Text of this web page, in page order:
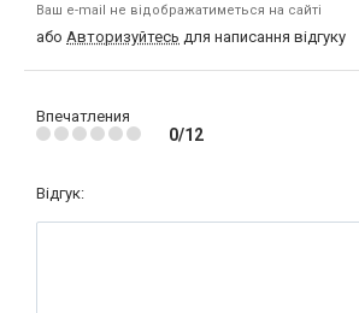
Ваш e-mail не відображатиметься на сайті
або Авторизуйтесь для написання відгуку
Впечатления
0/12
Відгук: